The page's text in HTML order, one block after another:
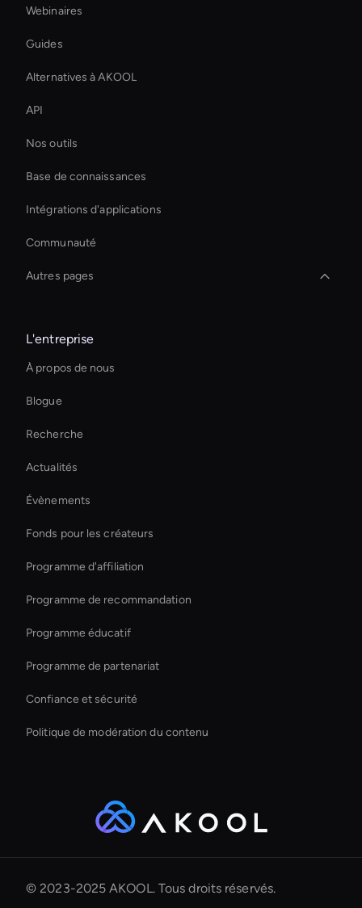
Webinaires
Guides
Alternatives à AKOOL
API
Nos outils
Base de connaissances
Intégrations d'applications
Communauté
Autres pages
Hr Ai Avatar
Outil de recadrage vidéo AI
Augmentez instantanément vos ventes en ligne
Live Streaming Avatar
Outil de colorisation vidéo AI
Démo de AI Video Maker
Améliorez vos vidéos grâce à l'IA
L'entreprise
À propos de nous
Blogue
Recherche
Actualités
Évènements
Fonds pour les créateurs
Programme d'affiliation
Programme de recommandation
Programme éducatif
Programme de partenariat
Confiance et sécurité
Politique de modération du contenu
© 2023-2025 AKOOL. Tous droits réservés.